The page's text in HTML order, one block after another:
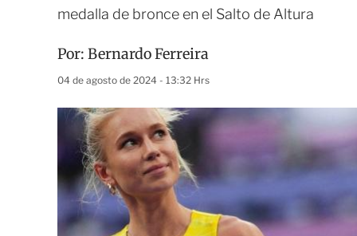
medalla de bronce en el Salto de Altura
Por: Bernardo Ferreira
04 de agosto de 2024 - 13:32 Hrs